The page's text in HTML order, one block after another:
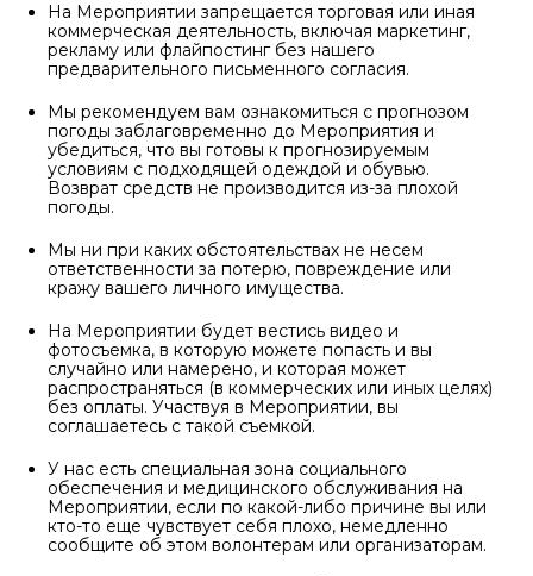
На Мероприятии запрещается торговая или иная
коммерческая деятельность, включая маркетинг,
рекламу или флайпостинг без нашего
предварительного письменного согласия.
Мы рекомендуем вам ознакомиться с прогнозом
погоды заблаговременно до Мероприятия и
убедиться, что вы готовы к прогнозируемым
условиям с подходящей одеждой и обувью.
Возврат средств не производится из-за плохой
погоды.
Мы ни при каких обстоятельствах не несем
ответственности за потерю, повреждение или
кражу вашего личного имущества.
На Мероприятии будет вестись видео и
фотосъемка, в которую можете попасть и вы
случайно или намерено, и которая может
распространяться (в коммерческих или иных целях)
без оплаты. Участвуя в Мероприятии, вы
соглашаетесь с такой съемкой.
У нас есть специальная зона социального
обеспечения и медицинского обслуживания на
Мероприятии, если по какой-либо причине вы или
кто-то еще чувствует себя плохо, немедленно
сообщите об этом волонтерам или организаторам.